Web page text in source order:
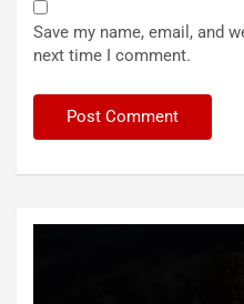
Save my name, email, and
next time I comment.